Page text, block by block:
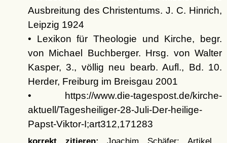
Ausbreitung des Christentums. J. C. Hinrich,
Leipzig 1924
• Lexikon für Theologie und Kirche, begr.
von Michael Buchberger. Hrsg. von Walter
Kasper, 3., völlig neu bearb. Aufl., Bd. 10.
Herder, Freiburg im Breisgau 2001
• https://www.die-tagespost.de/kirche-
aktuell/Tagesheiliger-28-Juli-Der-heilige-
Papst-Viktor-I;art312,171283
korrekt zitieren: Joachim Schäfer: Artikel